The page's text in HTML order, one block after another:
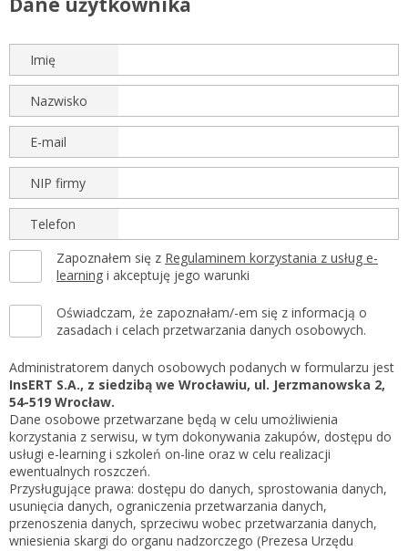
Gestor nexo PRO krok po kroku
KSeF w Rachmistrzu i Rewizorze nexo/nexo PRO
KSeF w Rachmistrzu i Rewizorze GT
Portal Dokumentów z obsługą KSeF dla firm
rachunkowych
Koszyk
Zaloguj się
Logowanie do Akademi InsERT
Login
Hasło
Zapomniałem hasła
Nie masz konta
Zarejestruj
Imię
Nazwisko
E-mail
NIP firmy
Telefon
Zapoznałem się z Regulaminem korzystania z usług e-
learning i akceptuję jego warunki
Oświadczam, że zapoznałam/-em się z informacją o
zasadach i celach przetwarzania danych osobowych.
Administratorem danych osobowych podanych w formularzu jest
InsERT S.A., z siedzibą we Wrocławiu, ul. Jerzmanowska 2,
54-519 Wrocław.
Dane osobowe przetwarzane będą w celu umożliwienia
korzystania z serwisu, w tym dokonywania zakupów, dostępu do
usługi e-learning i szkoleń on-line oraz w celu realizacji
ewentualnych roszczeń.
Przysługujące prawa: dostępu do danych, sprostowania danych,
usunięcia danych, ograniczenia przetwarzania danych,
przenoszenia danych, sprzeciwu wobec przetwarzania danych,
wniesienia skargi do organu nadzorczego (Prezesa Urzędu